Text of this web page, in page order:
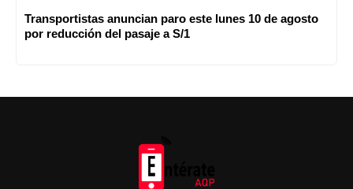
Transportistas anuncian paro este lunes 10 de agosto
por reducción del pasaje a S/1